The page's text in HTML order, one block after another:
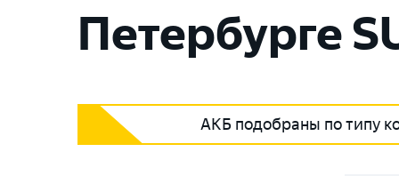
Петербурге
АКБ подобраны по типу